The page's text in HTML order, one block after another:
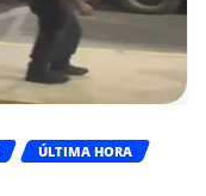
ÚLTIMA HORA